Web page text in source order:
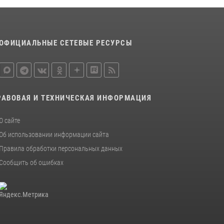
Управления Росгвардии по Красноярскому
железногорской воинской части Росгвардии
получили штатное вооружение
СЕТЕВЫЕ РЕСУРСЫ
И ТЕХНИЧЕСКАЯ ИНФОРМАЦИЯ
О сайте
Об использовании информации сайта
Правила обработки персональных данных
Сообщить об ошибках